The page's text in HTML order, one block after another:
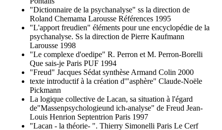
"Dictionnaire de la psychanalyse" ss la direction de
Roland Chemama Larousse Références 1995
"L'apport freudien" éléments pour une encyclopédie de la
psychanalyse. Ss la direction de Pierre Kaufmann
Larousse 1998
"Le complexe d'oedipe" R. Perron et M. Perron-Borelli
Que sais-je Paris PUF 1994
"Freud" Jacques Sédat synthèse Armand Colin 2000
texte introductif à la création d'"asphère" Claude-Noële
Pickmann
La logique collective de Lacan, sa situation à l'égard
de"Massenpsychologieund ich-analyse" de Freud Jean-
Louis Henrion Septentrion Paris 1997
"Lacan - la théorie- ". Thierry Simonelli Paris Le Cerf